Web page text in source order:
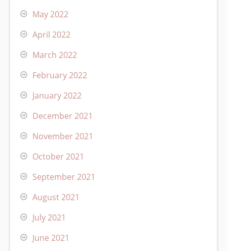
May 2022
April 2022
March 2022
February 2022
January 2022
December 2021
November 2021
October 2021
September 2021
August 2021
July 2021
June 2021